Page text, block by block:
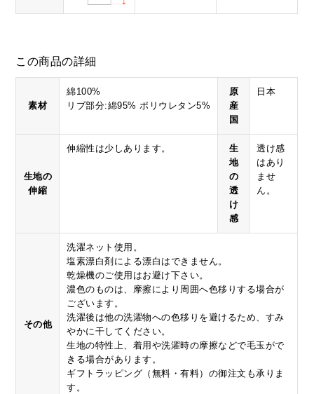
この商品の詳細
素材
綿100%
リブ部分:綿95% ポリウレタン5%
原
産
国
日本
生地の
伸縮
伸縮性は少しあります。
生
地
の
透
け
感
透け感
はあり
ませ
ん。
その他
洗濯ネット使用。
塩素漂白剤による漂白はできません。
乾燥機のご使用はお避け下さい。
濃色のものは、摩擦により周囲へ色移りする場合が
ございます。
洗濯後は他の洗濯物への色移りを避けるため、すみ
やかに干してください。
生地の特性上、着用や洗濯時の摩擦などで毛玉がで
きる場合があります。
ギフトラッピング（無料・有料）の御注文も承りま
す。